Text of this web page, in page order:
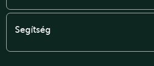
Segítség